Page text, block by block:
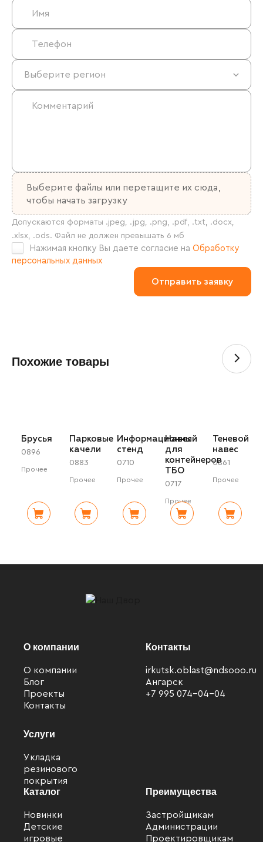
Выберите файлы или перетащите их сюда,
чтобы начать загрузку
Нажимая кнопку Вы даете согласие на Обработку
персональных данных
Похожие товары
Брусья
0896
Прочее
Парковые
качели
0883
Прочее
Информационный
стенд
0710
Прочее
Навес
для
контейнеров
ТБО
0717
Прочее
Теневой
навес
0861
Прочее
О компании
О компании
Блог
Проекты
Контакты
Услуги
Укладка
резинового
покрытия
Каталог
Новинки
Детские
игровые
Контакты
irkutsk.oblast@ndsooo.ru
Ангарск
+7 995 074-04-04
Преимущества
Застройщикам
Администрации
Проектировщикам